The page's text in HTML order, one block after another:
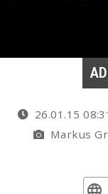
26.01.15
Markus